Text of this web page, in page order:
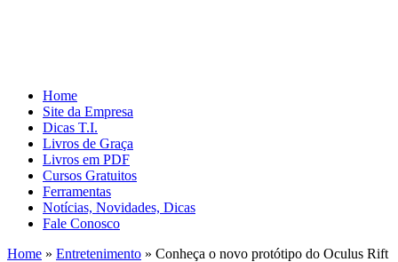
Home
Site da Empresa
Dicas T.I.
Livros de Graça
Livros em PDF
Cursos Gratuitos
Ferramentas
Notícias, Novidades, Dicas
Fale Conosco
Home » Entretenimento » Conheça o novo protótipo do Oculus Rift